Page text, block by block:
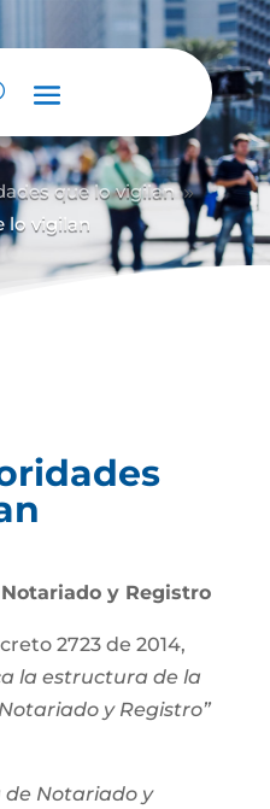
que lo vigilan 9
lo vigilan
y Registro
2723 de 2014,
la estructura de la
y Registro”
de Notariado y